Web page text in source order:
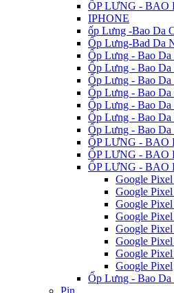
ỐP LƯNG -
IPHONE
ốp Lưng -Bao Da
Ốp Lưng-Bad Da
Ốp Lưng - Bao Da
Ốp Lưng - Bao Da
Ốp Lưng - Bao
Ốp Lưng - Bao Da
Ốp Lưng - Bao Da
Ốp Lưng - Bao Da
Ốp Lưng - Bao Da
ỐP LƯNG - BAO
ỐP LƯNG - BAO
ỐP LƯNG - BAO
Google
Google
Google
Google
Google
Google
Google
Google Pixel
Ốp Lưng - Bao Da
Pin